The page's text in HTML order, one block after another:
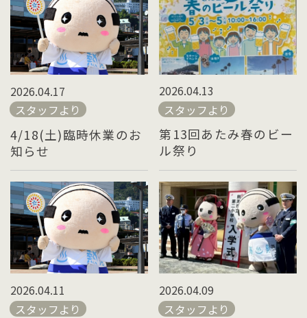
2026.04.17
スタッフより
4/18(土)臨時休業のお
知らせ
2026.04.13
スタッフより
第13回あたみ春のビー
ル祭り
2026.04.11
スタッフより
2026.04.09
スタッフより